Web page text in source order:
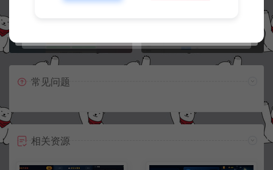
常见问题
相关资源